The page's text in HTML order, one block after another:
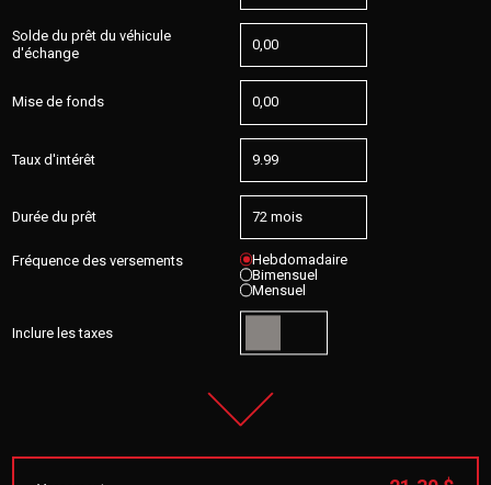
Solde du prêt du véhicule
d'échange
Mise de fonds
Taux d'intérêt
Durée du prêt
Fréquence des versements Hebdomadaire
Bimensuel
Mensuel
Inclure les taxes